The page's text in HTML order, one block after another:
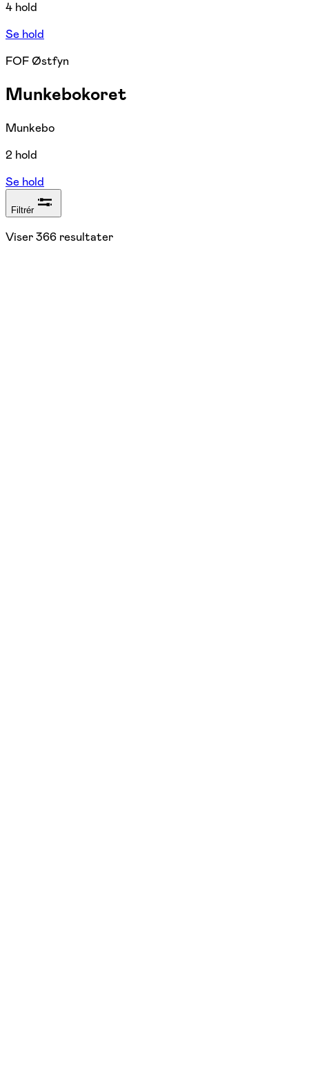
4 hold
Se hold
FOF Østfyn
Munkebokoret
Munkebo
2 hold
Se hold
Filtrér
Viser366 resultater